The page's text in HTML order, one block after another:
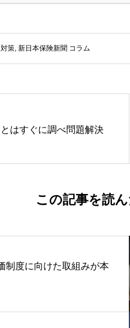
策, 新日本保険新聞 コラム
はすぐに調べ問題解決
この記事を読
制度に向けた取組みが本